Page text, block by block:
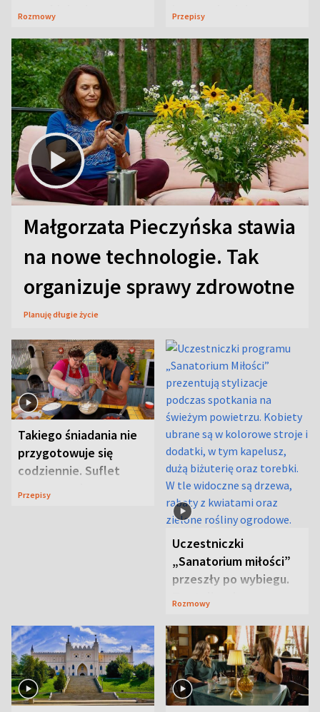
neurobiologią
Rozmowy
jeszcze lepiej
Przepisy
Małgorzata Pieczyńska stawia
na nowe technologie. Tak
organizuje sprawy zdrowotne
Planuję długie życie
Takiego śniadania nie
przygotowuje się
codziennie. Suflet
serowy zachwyca
Przepisy
Uczestniczki
„Sanatorium miłości”
przeszły po wybiegu.
Te stylizacje
Rozmowy